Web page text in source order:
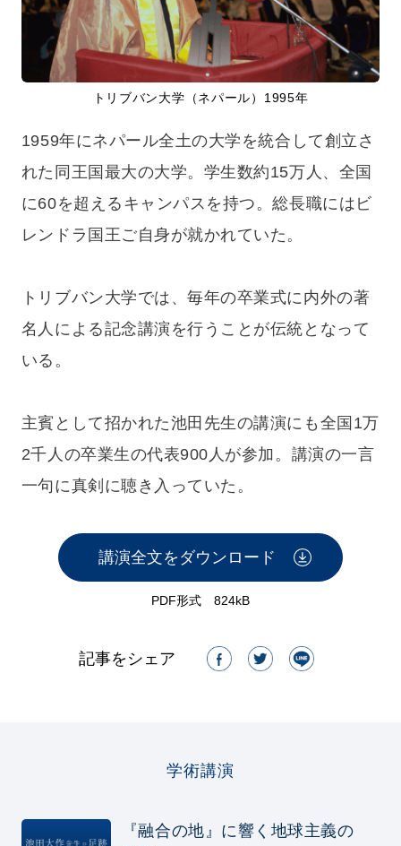
トリブバン大学（ネパール）1995年
1959年にネパール全土の大学を統合して創立さ
れた同王国最大の大学。学生数約15万人、全国
に60を超えるキャンパスを持つ。総長職にはビ
レンドラ国王ご自身が就かれていた。
トリブバン大学では、毎年の卒業式に内外の著
名人による記念講演を行うことが伝統となって
いる。
主賓として招かれた池田先生の講演にも全国1万
2千人の卒業生の代表900人が参加。講演の一言
一句に真剣に聴き入っていた。
講演全文をダウンロード
PDF形式 824kB
記事をシェア
学術講演
『融合の地』に響く地球主義の